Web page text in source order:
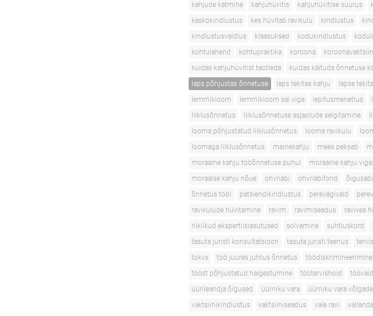
kahjude katmine
kahjuhüvitis kahjuhüvitise suurus
kaskokindlustus
kes hüvitab ravikulu kindlustus
kindlustusvaidlus
klaasuksed kodukindlustus
kohtulahend
kohtupraktika koroona koroonavaktsiin
kuidas kahjuhüvitist taotleda
kuidas käituda õnnetuse
laps põhjustas õnnetuse
laps tekitas kahju lapse
lemmikloom
lemmikloom sai viga lepitusmenetlus
liiklusõnnetus
liiklusõnnetuse asjaolude selgitamine
looma põhjustatud liiklusõnnetus
looma ravikulu
loomaga liiklusõnnetus
mainekahju mees peksab
moraalne kahju tööõnnetuse puhul
moraalne kahju
moraalse kahju nõue
ohvriabi ohvriabifond õigusabi
õnnetus tööl
patsiendikindlustus perevägivald
ravikulude hüvitamine
ravim ravimiseadus ravivea
riiklikud ekspertiisiasutused
solvamine suhtluskord
tasuta juristi konsultatsioon
tasuta juristi teenus
tokvs
töö juures juhtus õnnetus töödiskrimineerimine
tööst põhjustatud haigestumine
töötervishoid
üürileandja õigused
üürniku vara üürniku vara
vaktsiinikindlustus
vaktsiiniseadus vale ravi